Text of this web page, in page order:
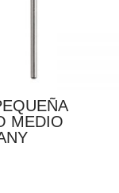
MEDIO